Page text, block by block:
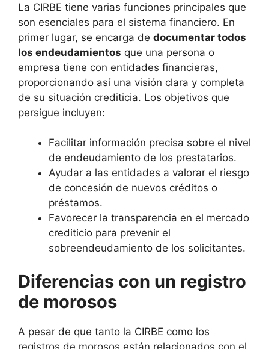
La CIRBE tiene varias funciones principales que
son esenciales para el sistema financiero. En
primer lugar, se encarga de documentar todos
los endeudamientos que una persona o
empresa tiene con entidades financieras,
proporcionando así una visión clara y completa
de su situación crediticia. Los objetivos que
persigue incluyen:
Facilitar información precisa sobre el nivel
de endeudamiento de los prestatarios.
Ayudar a las entidades a valorar el riesgo
de concesión de nuevos créditos o
préstamos.
Favorecer la transparencia en el mercado
crediticio para prevenir el
sobreendeudamiento de los solicitantes.
Diferencias con un registro
de morosos
A pesar de que tanto la CIRBE como los
registros de morosos están relacionados con el